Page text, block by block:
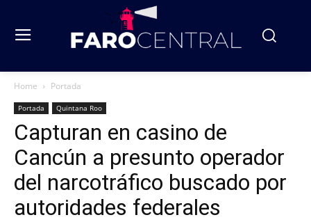
Home Portada
Portada Quintana Roo
Capturan en casino de
Cancún a presunto operador
del narcotráfico buscado por
autoridades federales